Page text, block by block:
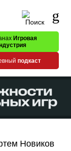
Игровая
подкаст
Новиков